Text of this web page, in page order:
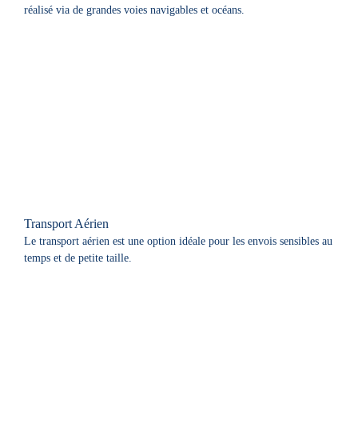
réalisé via de grandes voies navigables et océans.
Transport Aérien
Le transport aérien est une option idéale pour les envois sensibles au
temps et de petite taille.